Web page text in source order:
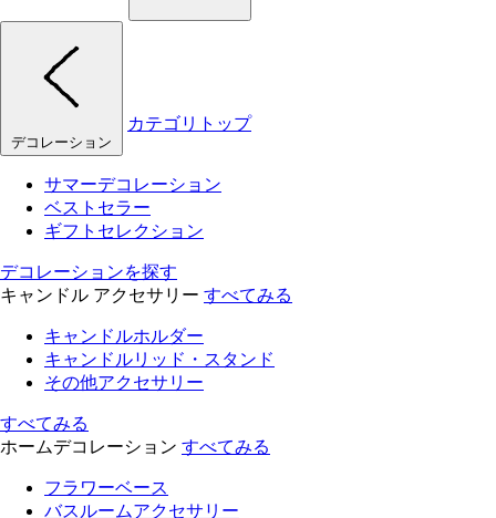
デコレーション
カテゴリトップ
サマーデコレーション
ベストセラー
ギフトセレクション
デコレーションを探す
キャンドル アクセサリー すべてみる
キャンドルホルダー
キャンドルリッド・スタンド
その他アクセサリー
すべてみる
ホームデコレーション すべてみる
フラワーベース
バスルームアクセサリー